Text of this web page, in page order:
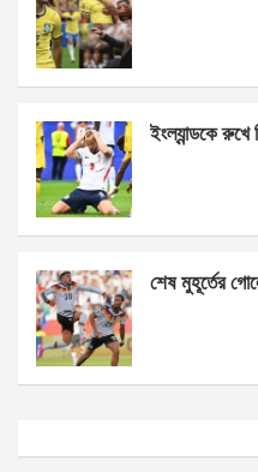
ইংল্যান্ডকে
শেষ মুহূর্তের